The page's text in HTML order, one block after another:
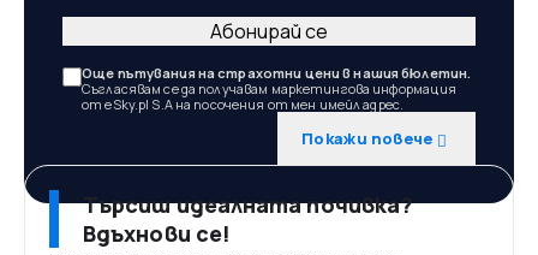
Още пътувания на страхотни цени в нашия бюлетин.
Съгласявам се да получавам маркетингова информация
от eSky.pl S.A на посочения от мен имейл адрес.
Покажи повече
Абонирай се
Търсиш идеалната почивка?
Вдъхнови се!